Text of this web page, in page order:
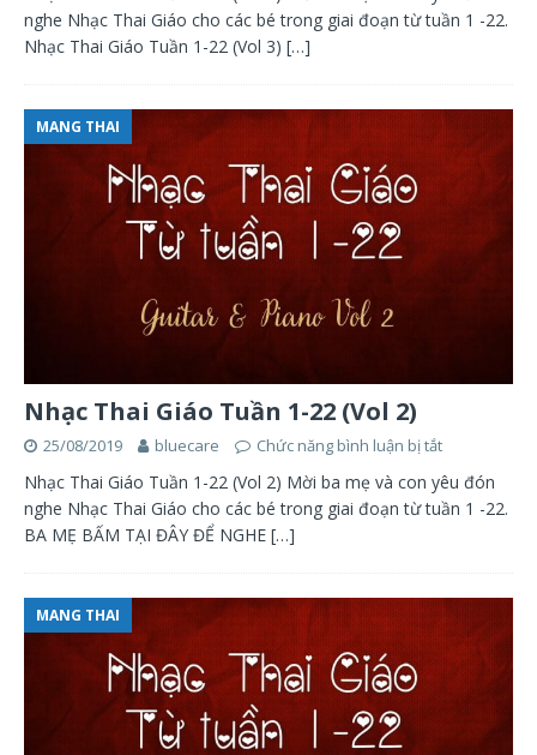
nghe Nhạc Thai Giáo cho các bé trong giai đoạn từ tuần 1 -22.
Nhạc Thai Giáo Tuần 1-22 (Vol 3) […]
MANG THAI
Nhạc Thai Giáo Tuần 1-22 (Vol 2)
25/08/2019 bluecare Chức năng bình luận bị tắt
Nhạc Thai Giáo Tuần 1-22 (Vol 2) Mời ba mẹ và con yêu đón
nghe Nhạc Thai Giáo cho các bé trong giai đoạn từ tuần 1 -22.
BA MẸ BẤM TẠI ĐÂY ĐỂ NGHE […]
MANG THAI